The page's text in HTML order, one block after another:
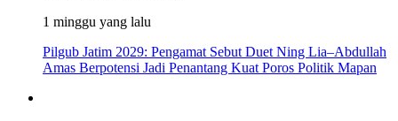
1 minggu yang lalu
Pilgub Jatim 2029: Pengamat Sebut Duet Ning Lia–Abdullah
Amas Berpotensi Jadi Penantang Kuat Poros Politik Mapan